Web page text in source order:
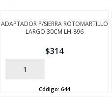
ADAPTADOR P/SIERRA ROTOMARTILLO
LARGO 30CM LH-896
$314
AÑADIR
Código: 644